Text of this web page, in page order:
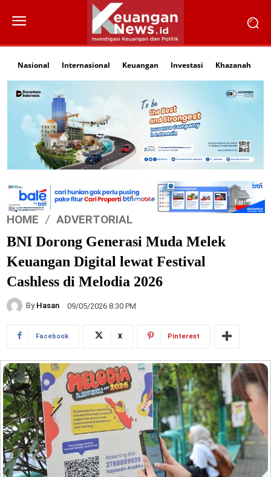
Nasional Internasional Keuangan Investasi Khazanah
HOME ADVERTORIAL
BNI Dorong Generasi Muda Melek
Keuangan Digital lewat Festival
Cashless di Melodia 2026
By Hasan 09/05/2026 8:30 PM
Facebook X Pinterest